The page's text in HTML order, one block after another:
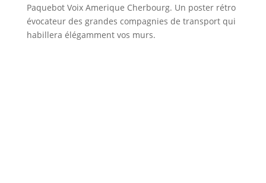
Paquebot Voix Amerique Cherbourg. Un poster rétro
évocateur des grandes compagnies de transport qui
habillera élégamment vos murs.